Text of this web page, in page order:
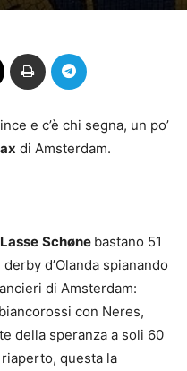
e c’è chi segna, un po’
di Amsterdam.
Lasse Schøne bastano 51
d’Olanda spianando
di Amsterdam:
con Neres,
della speranza a soli 60
questa la